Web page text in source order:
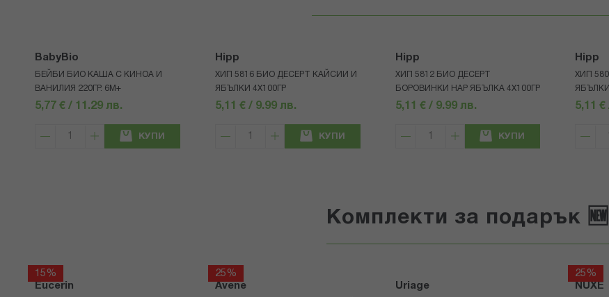
BabyBio
БЕЙБИ БИО КАША С КИНОА И
ВАНИЛИЯ 220ГР. 6М+
5,77 € / 11.29 лв.
КУПИ
Hipp
ХИП 5816 БИО ДЕСЕРТ КАЙСИИ И
ЯБЪЛКИ 4Х100ГР
5,11 € / 9.99 лв.
КУПИ
Hipp
ХИП 5812 БИО ДЕСЕРТ
БОРОВИНКИ НАР ЯБЪЛКА 4Х100ГР
5,11 € / 9.99 лв.
КУПИ
Hipp
ХИП
ЯБЪЛКИ
5,11 €
Комплекти за подарък 🆕
15%
Eucerin
25%
Avene
Uriage
25%
NUXE